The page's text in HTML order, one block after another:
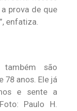
prova de que
enfatiza.
são
78 anos. Ele já
e sente a
Paulo H.